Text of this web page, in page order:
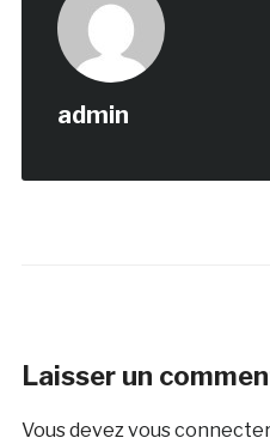
admin
Laisser un
Vous devezvous